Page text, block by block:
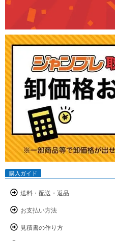
購入ガイド
送料・配送・返品
お支払い方法
見積書の作り方